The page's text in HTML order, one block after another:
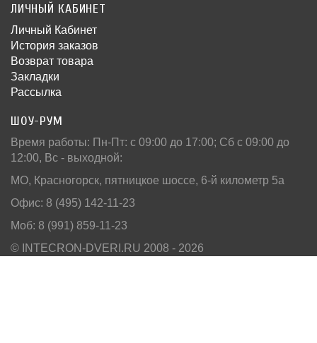
ЛИЧНЫЙ КАБИНЕТ
Личный Кабинет
История заказов
Возврат товара
Закладки
Рассылка
ШОУ-РУМ
Время работы: Пн-Пт: c 09:00 до 17:00; Сб с 09:00 до
12:00, Вс - выходной:
МО, Красногорск, пятницкое шоссе, 6-й километр 5а
Офис: 8 (495) 142-11-23
Моб: 8 (991) 859-11-23
© INTECRON-DVERI.RU 2008 - 2026